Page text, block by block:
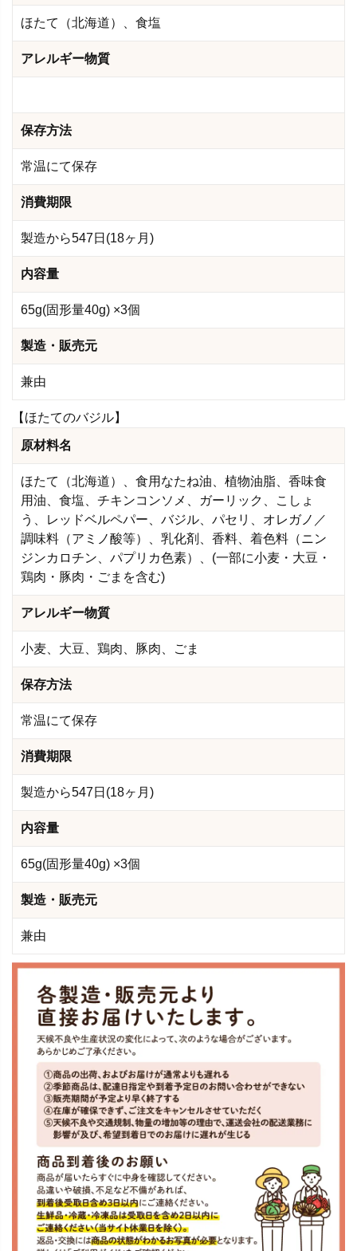
ほたて（北海道）、食塩
アレルギー物質
保存方法
常温にて保存
消費期限
製造から547日(18ヶ月)
内容量
65g(固形量40g) ×3個
製造・販売元
兼由
【ほたてのバジル】
原材料名
ほたて（北海道）、食用なたね油、植物油脂、香味食
用油、食塩、チキンコンソメ、ガーリック、こしょ
う、レッドベルペパー、バジル、パセリ、オレガノ／
調味料（アミノ酸等）、乳化剤、香料、着色料（ニン
ジンカロチン、パプリカ色素）、(一部に小麦・大豆・
鶏肉・豚肉・ごまを含む)
アレルギー物質
小麦、大豆、鶏肉、豚肉、ごま
保存方法
常温にて保存
消費期限
製造から547日(18ヶ月)
内容量
65g(固形量40g) ×3個
製造・販売元
兼由